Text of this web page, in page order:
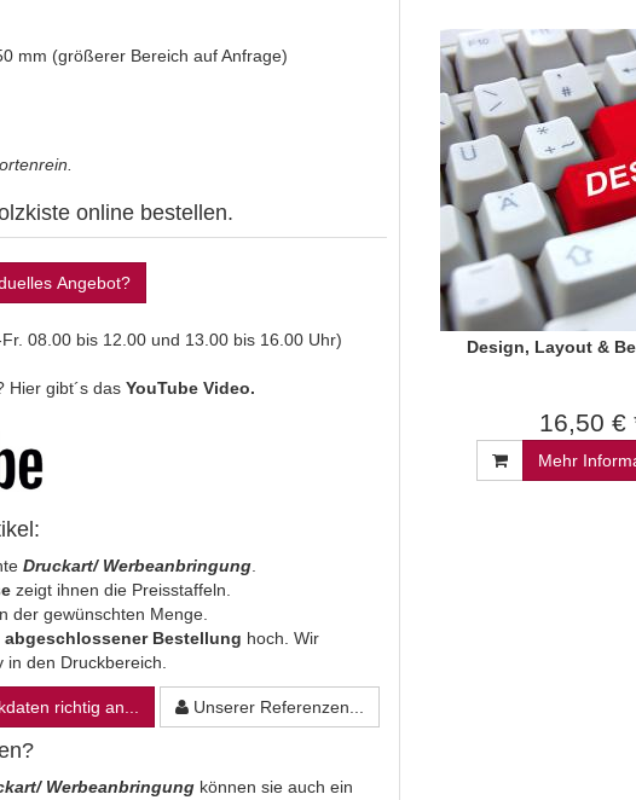
mm (größerer Bereich auf Anfrage)
online bestellen.
Angebot?
08.00 bis 12.00 und 13.00 bis 16.00 Uhr)
Hier gibt´s das YouTube Video.
Druckart/ Werbeanbringung
zeigt ihnen die Preisstaffeln.
der gewünschten Menge.
abgeschlossener Bestellung hoch. Wir
den Druckbereich.
richtig an... Unserer Referenzen...
Werbeanbringung können sie auch ein
Design, Layout &
16,50 €
Mehr